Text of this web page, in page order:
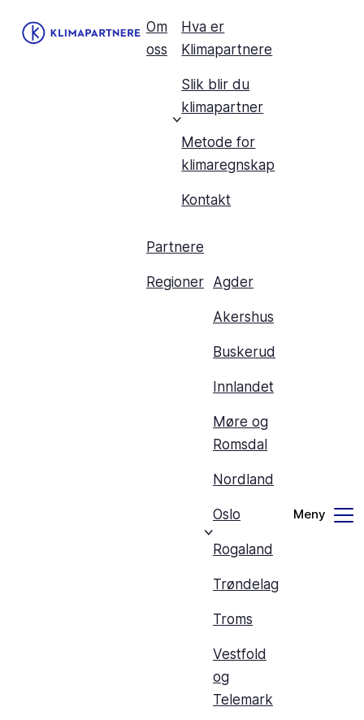
Om
oss
Hva er
Klimapartnere
Slik blir du
klimapartner
Metode for
klimaregnskap
Kontakt
Partnere
Regioner Agder
Akershus
Buskerud
Innlandet
Møre og
Romsdal
Nordland
Oslo
Rogaland
Trøndelag
Troms
Vestfold
og
Telemark